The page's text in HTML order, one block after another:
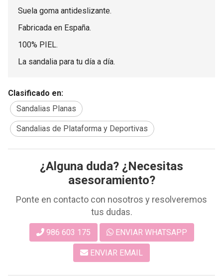
Suela goma antideslizante.
Fabricada en España.
100% PIEL.
La sandalia para tu día a día.
Clasificado en:
Sandalias Planas
Sandalias de Plataforma y Deportivas
¿Alguna duda? ¿Necesitas
asesoramiento?
Ponte en contacto con nosotros y resolveremos
tus dudas.
986 603 175 ENVIAR WHATSAPP
ENVIAR EMAIL